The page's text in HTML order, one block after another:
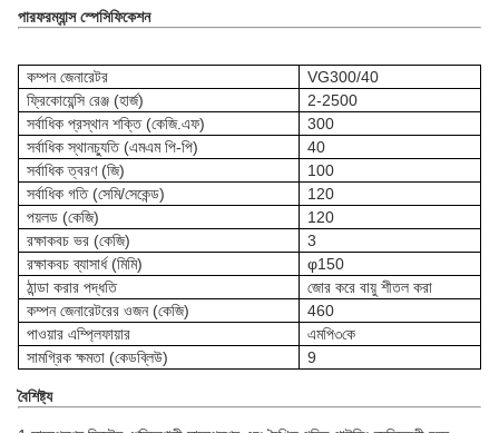
পারফরম্যান্স স্পেসিফিকেশন
কম্পন জেনারেটর
VG300/40
ফ্রিকোয়েন্সি রেঞ্জ (হার্জ)
2-2500
সর্বাধিক প্রস্থান শক্তি (কেজি.এফ)
300
সর্বাধিক স্থানচ্যুতি (এমএম পি-পি)
40
সর্বাধিক ত্বরণ (জি)
100
সর্বাধিক গতি (সেমি/সেকেন্ড)
120
পয়লড (কেজি)
120
রক্ষাকবচ ভর (কেজি)
3
রক্ষাকবচ ব্যাসার্ধ (মিমি)
φ150
ঠান্ডা করার পদ্ধতি
জোর করে বায়ু শীতল করা
কম্পন জেনারেটরের ওজন (কেজি)
460
পাওয়ার এম্প্লিফায়ার
এমপি৩কে
সামগ্রিক ক্ষমতা (কেডব্লিউ)
9
বৈশিষ্ট্য